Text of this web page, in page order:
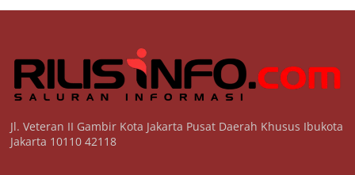
Jl. Veteran II Gambir Kota Jakarta Pusat Daerah Khusus Ibukota
Jakarta 10110 42118